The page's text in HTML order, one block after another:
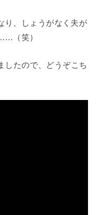
り、しょうがなく夫が
（笑）
したので、どうぞこち